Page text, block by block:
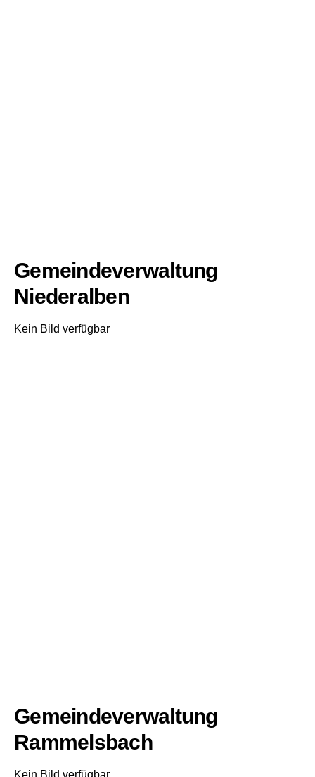
Gemeindeverwaltung
Niederalben
Kein Bild verfügbar
Gemeindeverwaltung
Rammelsbach
Kein Bild verfügbar